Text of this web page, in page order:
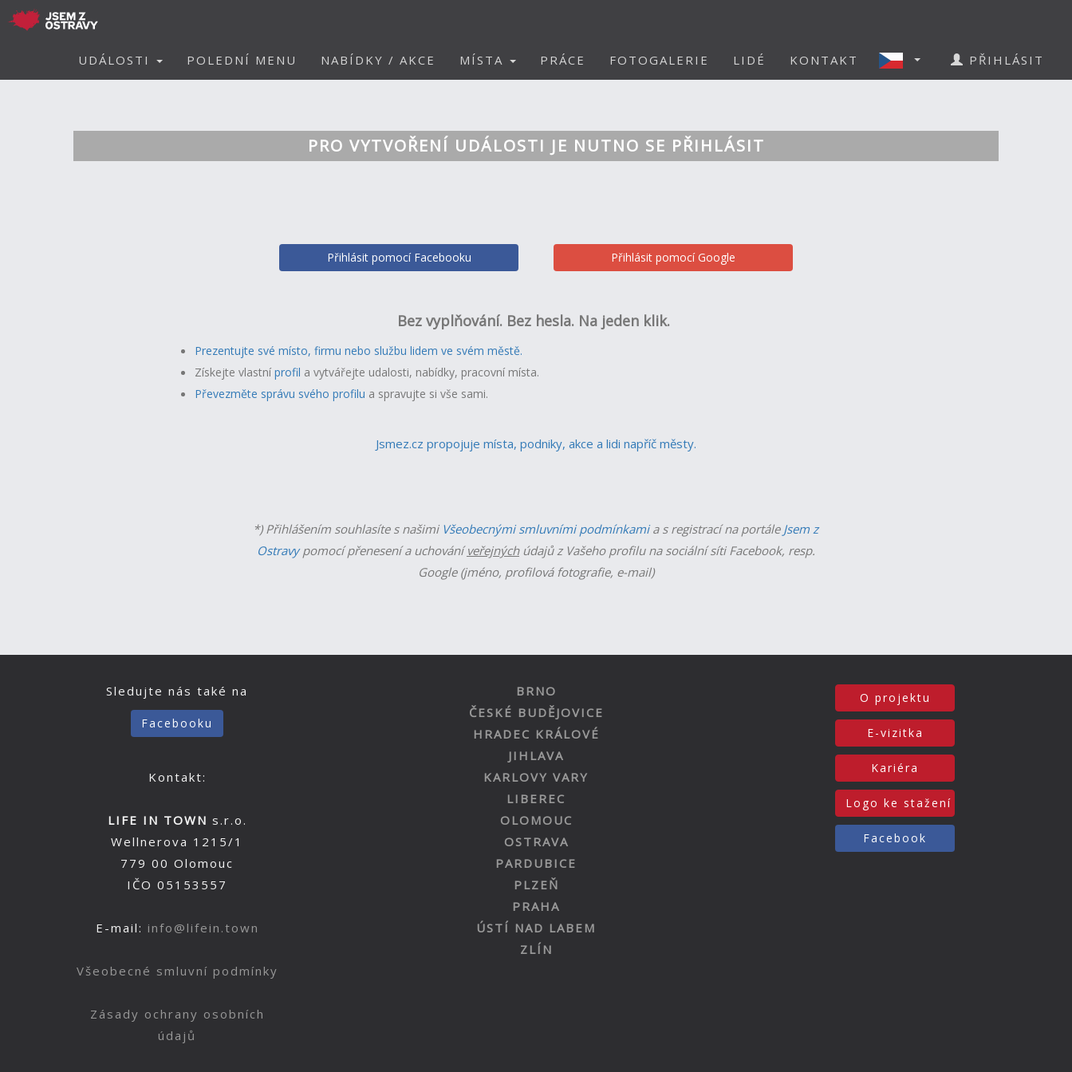
UDÁLOSTI POLEDNÍ MENU NABÍDKY / AKCE MÍSTA PRÁCE FOTOGALERIE LIDÉ KONTAKT PŘIHLÁSIT
PRO VYTVOŘENÍ UDÁLOSTI JE NUTNO SE PŘIHLÁSIT
Přihlásit pomocí Facebooku Přihlásit pomocí Google
Bez vyplňování. Bez hesla. Na jeden klik.
Prezentujte své místo, firmu nebo službu lidem ve svém městě.
Získejte vlastní profil a vytvářejte udalosti, nabídky, pracovní místa.
Převezměte správu svého profilu a spravujte si vše sami.
Jsmez.cz propojuje místa, podniky, akce a lidi napříč městy.
*) Přihlášením souhlasíte s našimi Všeobecnými smluvními podmínkamia s registrací na portále Jsem z
Ostravypomocí přenesení a uchováníveřejnýchúdajů z Vašeho profilu na sociální síti Facebook, resp.
Google (jméno, profilová fotografie, e-mail)
Sledujte nás také na
Facebooku
Kontakt:
LIFE IN TOWN s.r.o.
Wellnerova 1215/1
779 00 Olomouc
IČO 05153557
E-mail: info@lifein.town
Všeobecné smluvní podmínky
Zásady ochrany osobních
údajů
BRNO
ČESKÉ BUDĚJOVICE
HRADEC KRÁLOVÉ
JIHLAVA
KARLOVY VARY
LIBEREC
OLOMOUC
OSTRAVA
PARDUBICE
PLZEŇ
PRAHA
ÚSTÍ NAD LABEM
ZLÍN
O projektu
E-vizitka
Kariéra
Logo ke stažení
Facebook